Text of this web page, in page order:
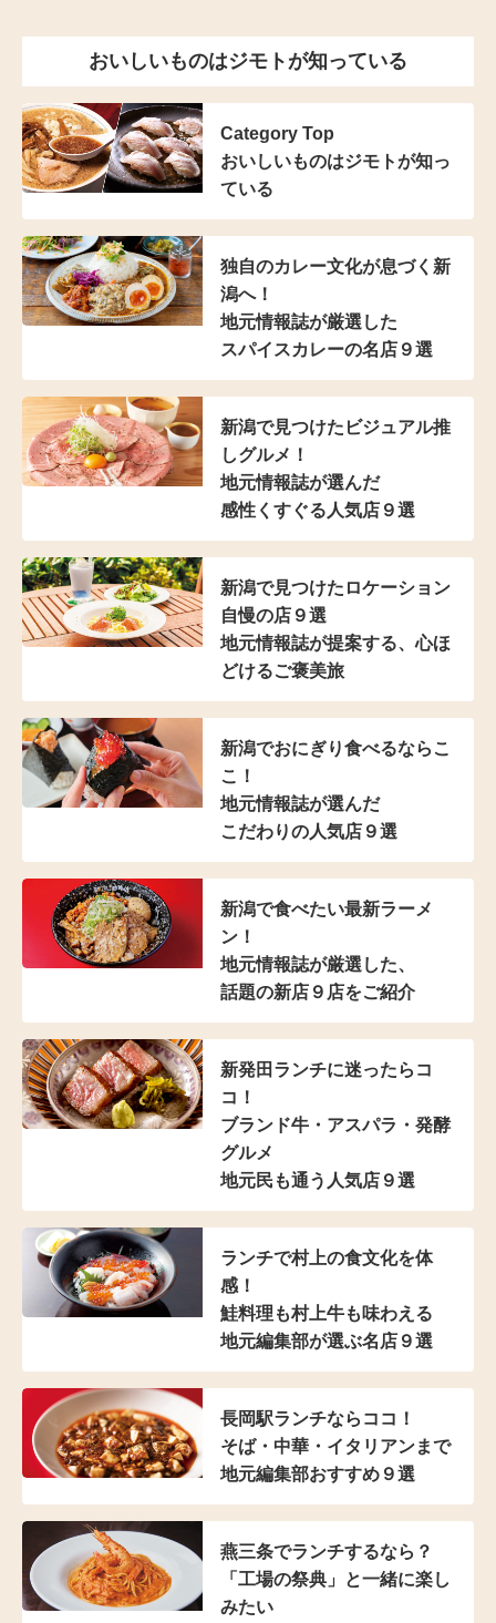
おいしいものはジモトが知っている
Category Top
おいしいものはジモトが知っ
ている
独自のカレー文化が息づく新
潟へ！
地元情報誌が厳選した
スパイスカレーの名店９選
新潟で見つけた ビジュアル推
しグルメ！
地元情報誌が選んだ
感性くすぐる人気店９選
新潟で見つけた ロケーション
自慢の店９選
地元情報誌が提案する、心ほ
どけるご褒美旅
新潟でおにぎり食べるならこ
こ！
地元情報誌が選んだ
こだわりの人気店９選
新潟で食べたい最新ラーメ
ン！
地元情報誌が厳選した、
話題の新店９店をご紹介
新発田ランチに迷ったらコ
コ！
ブランド牛・アスパラ ・発酵
グルメ
地元民も通う人気店９選
ランチで村上の食文化を体
感！
鮭料理も村上牛も味わえる
地元編集部が選ぶ名店９選
長岡駅ランチならココ！
そば・中華・イタリアンまで
地元編集部おすすめ９選
燕三条でランチするなら？
「工場の祭典」と一緒に楽し
みたい